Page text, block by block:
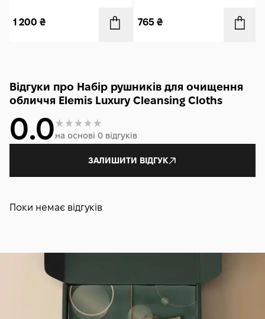
1 200 ₴ 765 ₴
Відгуки про Набір рушників для очищення
обличчя Elemis Luxury Cleansing Cloths
0.0на основі 0 відгуків
ЗАЛИШИТИ ВІДГУК
Поки немає відгуків